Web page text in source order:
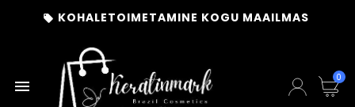
 KOHALETOIMETAMINE KOGU MAAILMAS
 0